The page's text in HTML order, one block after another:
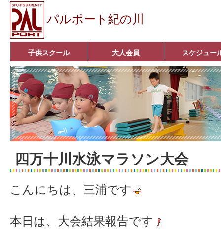
パルポート紀の川
子供スクール
ベビーコース
幼児コース
小学生コース
育成コース
選手コース
キッズパーク(体操教室)
子どもダンス教室
■入会案内■
大人会員
アクア悠々クラブ
いきいきコース
■入会案内■
スケジュー
四万十川水泳マラソン大会
こんにちは、三浦です
本日は、大会結果報告です